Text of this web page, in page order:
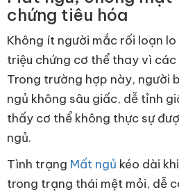
chứng tiêu hóa
Không ít người mắc rối loạn
triệu chứng cơ thể thay vì các
Trong trường hợp này, người
ngủ không sâu giấc, dễ tỉnh
thấy cơ thể không thực sự
ngủ.
Tình trạng Mất ngủ kéo dài
trong trạng thái mệt mỏi, dễ